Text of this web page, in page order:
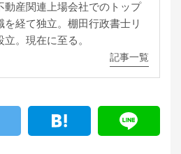
動産関連上場会社でのトップ
経て独立。棚田行政書士リ
。現在に至る。
記事一覧